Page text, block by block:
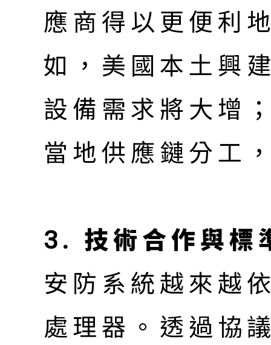
應商得以更便利
如，美國本土興
設備需求將大增
當地供應鏈分工
3. 技術合作與標
安防系統越來越
處理器。透過協